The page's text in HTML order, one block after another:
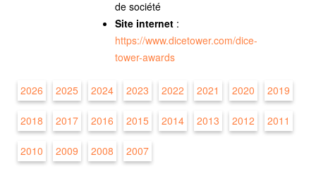
de société
Site internet :
https://www.dicetower.com/dice-
tower-awards
2026 2025 2024 2023 2022 2021 2020 2019
2018 2017 2016 2015 2014 2013 2012 2011
2010 2009 2008 2007